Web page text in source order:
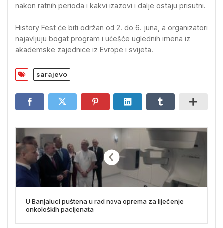
nakon ratnih perioda i kakvi izazovi i dalje ostaju prisutni.
History Fest će biti održan od 2. do 6. juna, a organizatori
najavljuju bogat program i učešće uglednih imena iz
akademske zajednice iz Evrope i svijeta.
sarajevo
U Banjaluci puštena u rad nova oprema za liječenje
onkoloških pacijenata